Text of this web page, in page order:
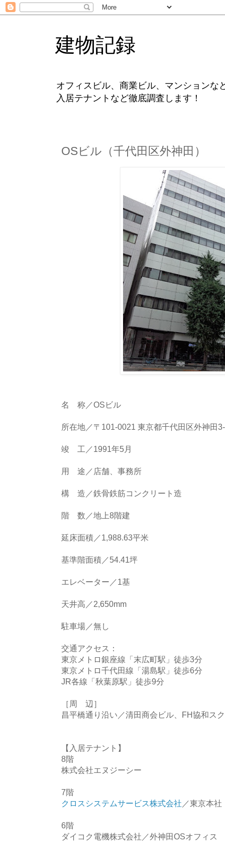
建物記録
オフィスビル、商業ビル、マンションな
入居テナントなど徹底調査します！
OSビル（千代田区外神田）
名 称／OSビル
所在地／〒101-0021 東京都千代田区外神田
竣 工／1991年5月
用 途／店舗、事務所
構 造／鉄骨鉄筋コンクリート造
階 数／地上8階建
延床面積／1,988.63平米
基準階面積／54.41坪
エレベーター／1基
天井高／2,650mm
駐車場／無し
交通アクセス：
東京メトロ銀座線「末広町駅」徒歩3分
東京メトロ千代田線「湯島駅」徒歩6分
JR各線「秋葉原駅」徒歩9分
［周 辺］
昌平橋通り沿い／清田商会ビル、FH協和ス
【入居テナント】
8階
株式会社エヌジーシー
7階
クロスシステムサービス株式会社 ／東京本社
6階
ダイコク電機株式会社／外神田OSオフィス